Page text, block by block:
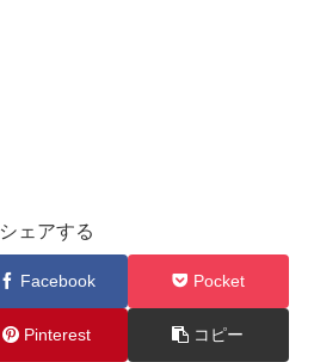
シェアする
Facebook Pocket
Pinterest コピー